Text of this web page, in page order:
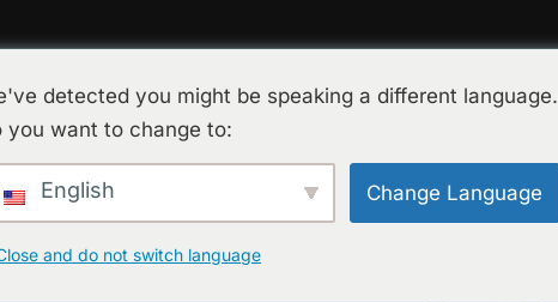
detected you might be speaking a different language.
you want to change to:
English Change Language
and do not switch language